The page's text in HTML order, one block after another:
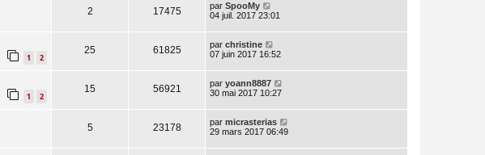
2 17475 par SpooMy
04 juil. 2017 23:01
1 2
25 61825 par christine
07 juin 2017 16:52
1 2
15 56921 par yoann8887
30 mai 2017 10:27
5 23178 par micrasterias
29 mars 2017 06:49